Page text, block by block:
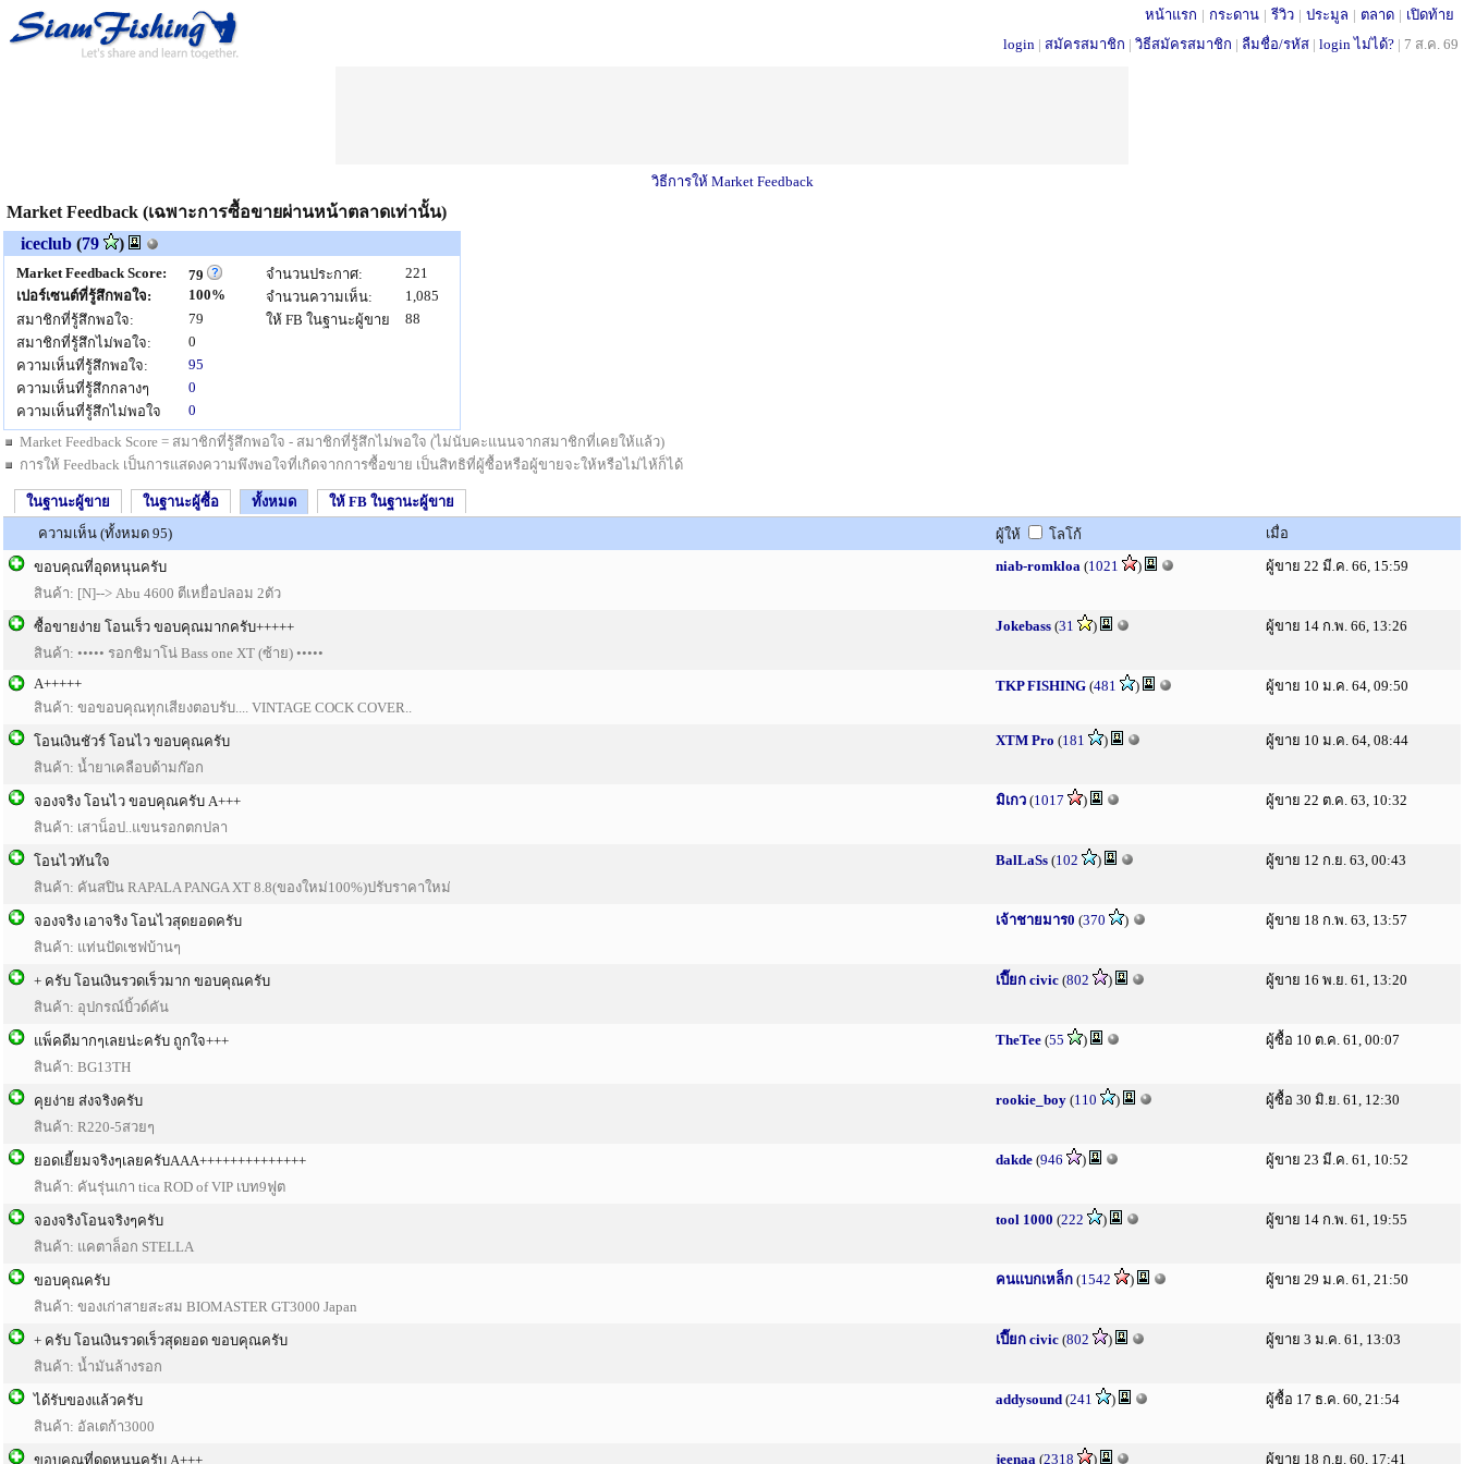
หน้าแรก | กระดาน | รีวิว | ประมูล | ตลาด | เปิดท้าย
login | สมัครสมาชิก | วิธีสมัครสมาชิก | ลืมชื่อ/รหัส | login ไม่ได้? | 7 ส.ค. 69
วิธีการให้ Market Feedback
Market Feedback (เฉพาะการซื้อขายผ่านหน้าตลาดเท่านั้น)
iceclub (79 )
Market Feedback Score:
79
เปอร์เซนต์ที่รู้สึกพอใจ:
100%
สมาชิกที่รู้สึกพอใจ:
79
สมาชิกที่รู้สึกไม่พอใจ:
0
ความเห็นที่รู้สึกพอใจ:
95
ความเห็นที่รู้สึกกลางๆ
0
ความเห็นที่รู้สึกไม่พอใจ
0
จำนวนประกาศ:
221
จำนวนความเห็น:
1,085
ให้ FB ในฐานะผู้ขาย
88
Market Feedback Score = สมาชิกที่รู้สึกพอใจ - สมาชิกที่รู้สึกไม่พอใจ (ไม่นับคะแนนจากสมาชิกที่เคยให้แล้ว)
การให้ Feedback เป็นการแสดงความพึงพอใจที่เกิดจากการซื้อขาย เป็นสิทธิที่ผู้ซื้อหรือผู้ขายจะให้หรือไม่ไห้ก็ได้
ในฐานะผู้ขาย ในฐานะผู้ซื้อ ทั้งหมด
ให้ FB ในฐานะผู้ขาย
ความเห็น (ทั้งหมด 95)
ผู้ให้ โลโก้ เมื่อ
ขอบคุณที่อุดหนุนครับ
สินค้า: [N]--> Abu 4600 ตีเหยื่อปลอม 2ตัว
niab-romkloa (1021 ) ผู้ขาย 22 มี.ค. 66, 15:59
ซื้อขายง่าย โอนเร็ว ขอบคุณมากครับ+++++
สินค้า: ••••• รอกชิมาโน่ Bass one XT (ซ้าย) •••••
Jokebass (31 ) ผู้ขาย 14 ก.พ. 66, 13:26
A+++++
สินค้า: ขอขอบคุณทุกเสียงตอบรับ.... VINTAGE COCK COVER..
TKP FISHING (481 ) ผู้ขาย 10 ม.ค. 64, 09:50
โอนเงินชัวร์ โอนไว ขอบคุณครับ
สินค้า: น้ำยาเคลือบด้ามก๊อก
XTM Pro (181 ) ผู้ขาย 10 ม.ค. 64, 08:44
จองจริง​ โอนไว​ ขอบคุณครับ​ A+++
สินค้า: เสาน็อป..แขนรอกตกปลา
มิเกว (1017 ) ผู้ขาย 22 ต.ค. 63, 10:32
โอนไวทันใจ
สินค้า: คันสปิน RAPALA PANGA XT 8.8(ของใหม่100%)ปรับราคาใหม่
BalLaSs (102 ) ผู้ขาย 12 ก.ย. 63, 00:43
จองจริง เอาจริง โอนไวสุดยอดครับ
สินค้า: แท่นปัดเชฟบ้านๆ
เจ้าชายมาร0 (370 ) ผู้ขาย 18 ก.พ. 63, 13:57
+ ครับ โอนเงินรวดเร็วมาก ขอบคุณครับ
สินค้า: อุปกรณ์บิ้วด์คัน
เปี๊ยก civic (802 ) ผู้ขาย 16 พ.ย. 61, 13:20
แพ็คดีมากๆเลยน่ะครับ ถูกใจ+++
สินค้า: BG13TH
TheTee (55 ) ผู้ซื้อ 10 ต.ค. 61, 00:07
คุยง่าย ส่งจริงครับ
สินค้า: R220-5สวยๆ
rookie_boy (110 ) ผู้ซื้อ 30 มิ.ย. 61, 12:30
ยอดเยี้ยมจริงๆเลยครับAAA++++++++++++++
สินค้า: คันรุ่นเกา tica ROD of VIP เบท9ฟูต
dakde (946 ) ผู้ขาย 23 มี.ค. 61, 10:52
จองจริงโอนจริงๆครับ
สินค้า: แคตาล็อก STELLA
tool 1000 (222 ) ผู้ขาย 14 ก.พ. 61, 19:55
ขอบคุณครับ
สินค้า: ของเก่าสายสะสม BIOMASTER GT3000 Japan
คนเเบกเหล็ก (1542 ) ผู้ขาย 29 ม.ค. 61, 21:50
+ ครับ โอนเงินรวดเร็วสุดยอด ขอบคุณครับ
สินค้า: น้ำมันล้างรอก
เปี๊ยก civic (802 ) ผู้ขาย 3 ม.ค. 61, 13:03
ได้รับของแล้วครับ
สินค้า: อัลเตก้า3000
addysound (241 ) ผู้ซื้อ 17 ธ.ค. 60, 21:54
ขอบคุณที่ดุดหนุนครับ A+++
jeenaa (2318 ) ผู้ขาย 18 ก.ย. 60, 17:41